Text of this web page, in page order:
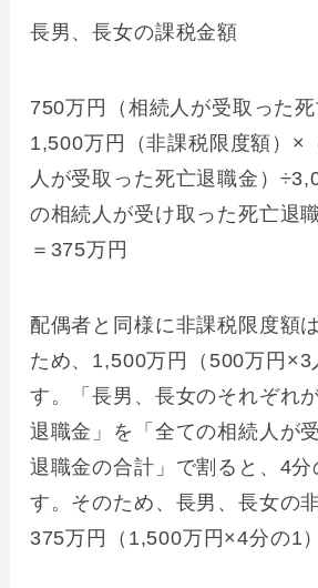
長男、長女の課税金額
750万円（相続人が受取った
1,500万円（非課税限度額）×
人が受取った死亡退職金）
の相続人が受け取った死亡退
＝375万円
配偶者と同様に非課税限度額
ため、1,500万円（500万円×3
す。「長男、長女のそれぞれ
退職金」を「全ての相続人が
退職金の合計」で割ると、4分
す。そのため、長男、長女の
375万円（1,500万円×4分の1